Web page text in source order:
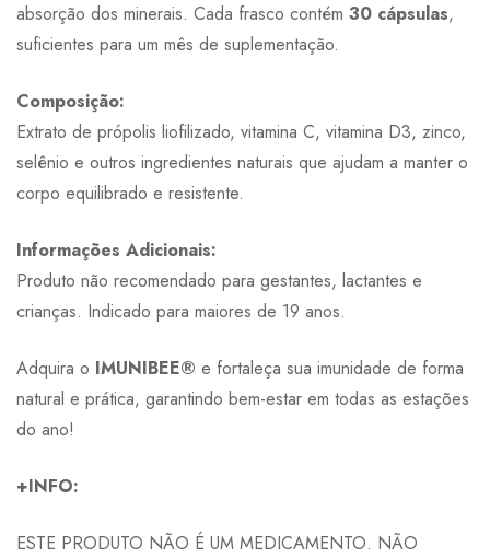
absorção dos minerais. Cada frasco contém 30 cápsulas,
suficientes para um mês de suplementação.
Composição:
Extrato de própolis liofilizado, vitamina C, vitamina D3, zinco,
selênio e outros ingredientes naturais que ajudam a manter o
corpo equilibrado e resistente.
Informações Adicionais:
Produto não recomendado para gestantes, lactantes e
crianças. Indicado para maiores de 19 anos.
Adquira o IMUNIBEE® e fortaleça sua imunidade de forma
natural e prática, garantindo bem-estar em todas as estações
do ano!
+INFO:
ESTE PRODUTO NÃO É UM MEDICAMENTO. NÃO